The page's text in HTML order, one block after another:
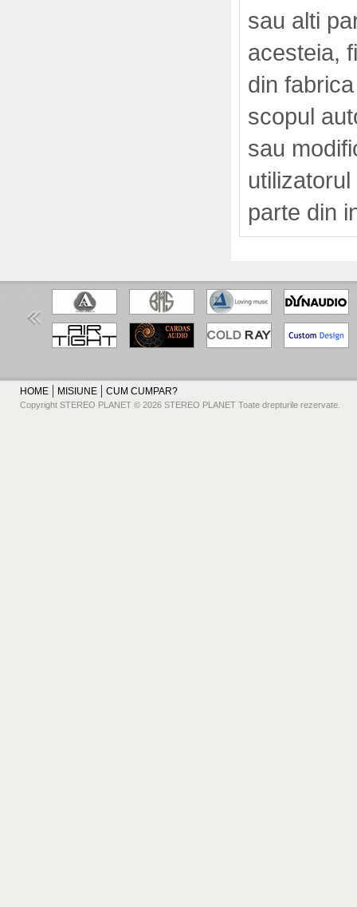
sau alti
acesteia,
din
scopul
sau
parte din
HOME MISIUNE CUM CUMPAR?
Copyright STEREO PLANET © 2026 STEREO PLANET Toate drepturile rezervate.